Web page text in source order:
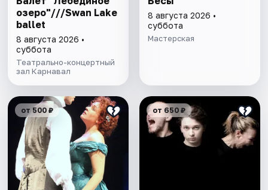
озеро"///Swan Lake
ballet
8 августа 2026 •
суббота
Театрально-концертный
зал Карнавал
8 августа 2026 •
суббота
Мастерская
от 500 ₽ от 650 ₽